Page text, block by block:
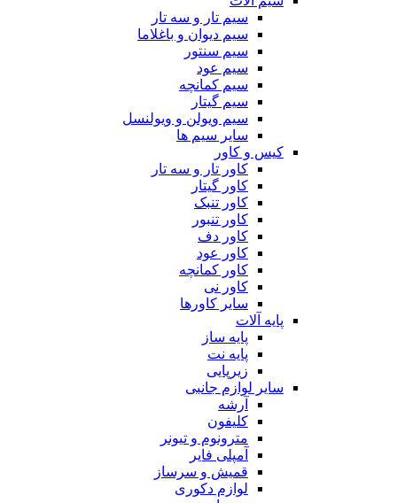
سیم تار و سه تار
سیم دیوان و باغلاما
سیم سنتور
سیم عود
سیم کمانچه
سیم گیتار
سیم ویولن و ویولنسل
سایر سیم ها
کیس و کاور
کاور تار و سه تار
کاور گیتار
کاور تنبک
کاور تنبور
کاور دف
کاور عود
کاور کمانچه
کاور نی
سایر کاورها
پایه آلات
پایه ساز
پایه نت
زیرپایی
سایر لوازم جانبی
آرشه
کلیفون
مترونوم و تیونر
آمپلی فایر
قمیش و سرساز
لوازم دکوری